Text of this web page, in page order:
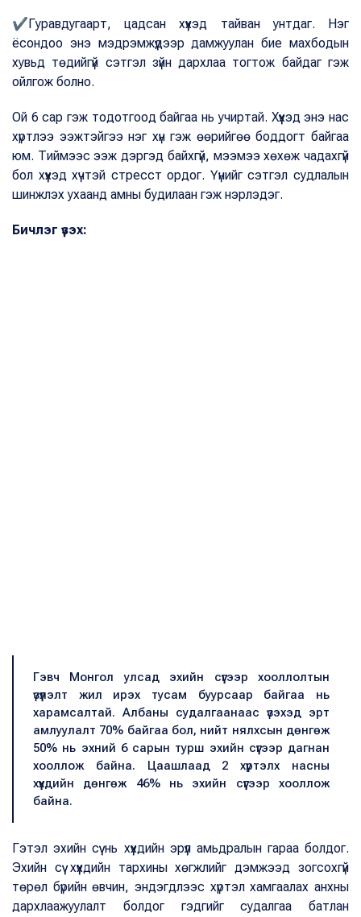
✔Гуравдугаарт, цадсан хүүхэд тайван унтдаг. Нэг
ёсондоо энэ мэдрэмжүүдээр дамжуулан бие махбодын
хувьд төдийгүй сэтгэл зүйн дархлаа тогтож байдаг гэж
ойлгож болно.
Ой 6 сар гэж тодотгоод байгаа нь учиртай. Хүүхэд энэ нас
хүртлээ ээжтэйгээ нэг хүн гэж өөрийгөө боддогт байгаа
юм. Тиймээс ээж дэргэд байхгүй, мээмээ хөхөж чадахгүй
бол хүүхэд хүчтэй стресст ордог. Үүнийг сэтгэл судлалын
шинжлэх ухаанд амны будилаан гэж нэрлэдэг.
Бичлэг үзэх:
Гэвч Монгол улсад эхийн сүүгээр хооллолтын
үзүүлэлт жил ирэх тусам буурсаар байгаа нь
харамсалтай. Албаны судалгаанаас үзэхэд эрт
амлуулалт 70% байгаа бол, нийт нялхсын дөнгөж
50% нь эхний 6 сарын турш эхийн сүүгээр дагнан
хооллож байна. Цаашлаад 2 хүртэлх насны
хүүхдийн дөнгөж 46% нь эхийн сүүгээр хооллож
байна.
Гэтэл эхийн сүү нь хүүхдийн эрүүл амьдралын гараа болдог.
Эхийн сүү хүүхдийн тархины хөгжлийг дэмжээд зогсохгүй
төрөл бүрийн өвчин, эндэгдлээс хүртэл хамгаалах анхны
дархлаажуулалт болдог гэдгийг судалгаа батлан